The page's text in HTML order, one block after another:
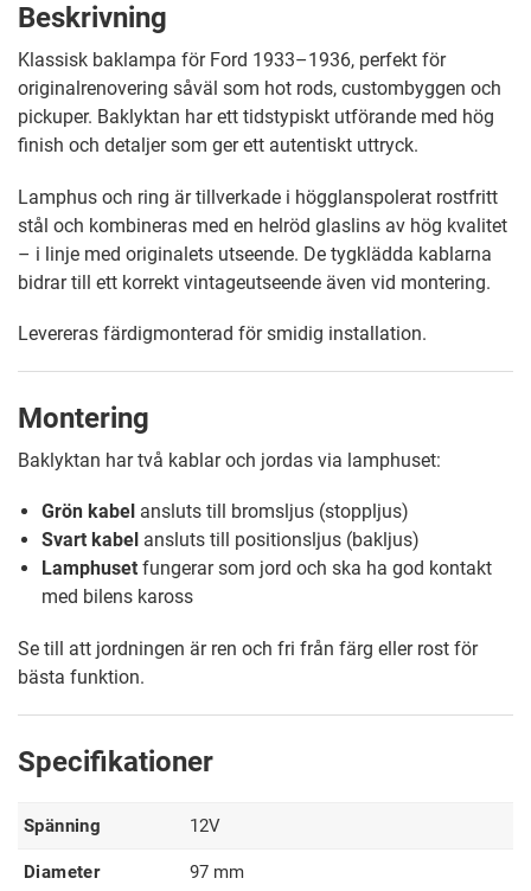
Beskrivning
Klassisk baklampa för Ford 1933–1936, perfekt för
originalrenovering såväl som hot rods, custombyggen och
pickuper. Baklyktan har ett tidstypiskt utförande med hög
finish och detaljer som ger ett autentiskt uttryck.
Lamphus och ring är tillverkade i högglanspolerat rostfritt
stål och kombineras med en helröd glaslins av hög kvalitet
– i linje med originalets utseende. De tygklädda kablarna
bidrar till ett korrekt vintageutseende även vid montering.
Levereras färdigmonterad för smidig installation.
Montering
Baklyktan har två kablar och jordas via lamphuset:
Grön kabel ansluts till bromsljus (stoppljus)
Svart kabel ansluts till positionsljus (bakljus)
Lamphuset fungerar som jord och ska ha god kontakt
med bilens kaross
Se till att jordningen är ren och fri från färg eller rost för
bästa funktion.
Specifikationer
Spänning 12V
Diameter 97 mm